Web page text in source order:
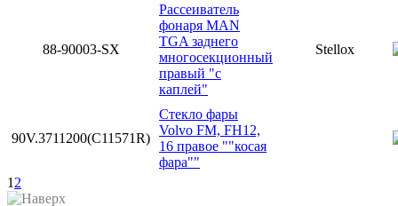
88-90003-SX
Рассеиватель
фонаря MAN
TGA заднего
многосекционный
правый "с
каплей"
Stellox
90V.3711200(С11571R)
Стекло фары
Volvo FM, FH12,
16 правое ""косая
фара""
1 2